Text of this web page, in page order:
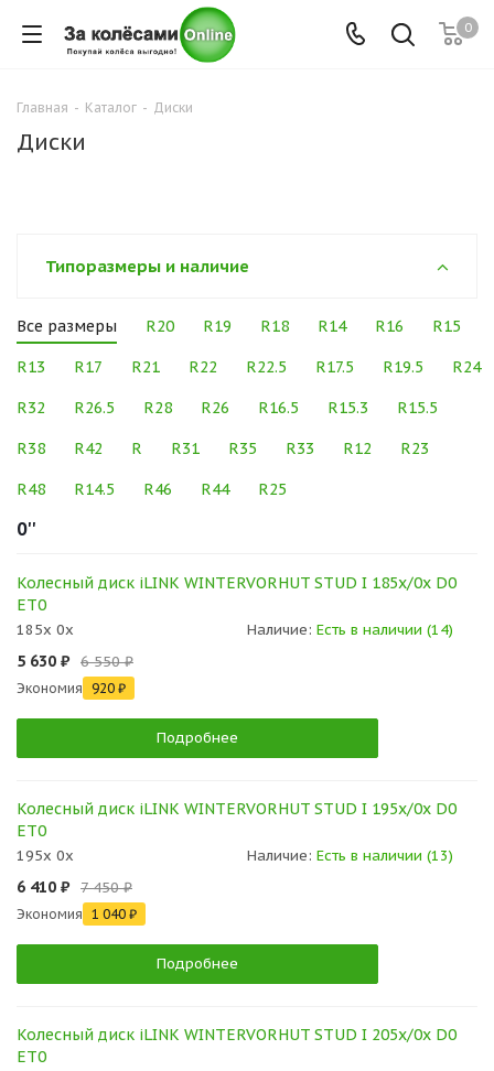
0
Главная - Каталог - Диски
Диски
Типоразмеры и наличие
Все размеры R20 R19 R18 R14 R16 R15
R13 R17 R21 R22 R22.5 R17.5 R19.5 R24
R32 R26.5 R28 R26 R16.5 R15.3 R15.5
R38 R42 R R31 R35 R33 R12 R23
R48 R14.5 R46 R44 R25
0''
Колесный диск iLINK WINTERVORHUT STUD I 185x/0x D0
ET0
185x 0x Наличие: Есть в наличии (14)
5 630 ₽ 6 550 ₽
Экономия 920 ₽
Подробнее
Колесный диск iLINK WINTERVORHUT STUD I 195x/0x D0
ET0
195x 0x Наличие: Есть в наличии (13)
6 410 ₽ 7 450 ₽
Экономия 1 040 ₽
Подробнее
Колесный диск iLINK WINTERVORHUT STUD I 205x/0x D0
ET0